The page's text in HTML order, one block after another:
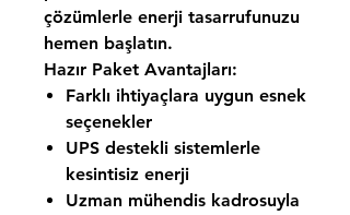
çözümlerle enerji tasarrufunuzu
hemen başlatın.
Hazır Paket Avantajları:
Farklı ihtiyaçlara uygun esnek
seçenekler
UPS destekli sistemlerle
kesintisiz enerji
Uzman mühendis kadrosuyla